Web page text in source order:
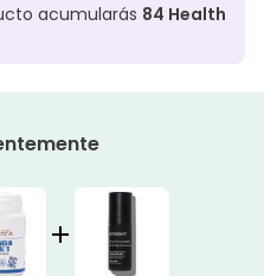
acumularás 84 Health